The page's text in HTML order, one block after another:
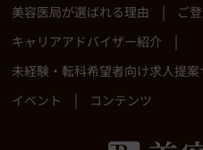
美容医局が選ばれる理由 |
ご
キャリアアドバイザー紹介
|
未経験・転科希望者向け求人提案
イベント
| コンテンツ